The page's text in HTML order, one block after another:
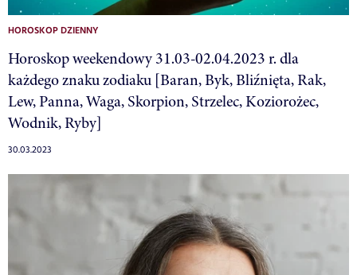
HOROSKOP DZIENNY
Horoskop weekendowy 31.03-02.04.2023 r. dla
każdego znaku zodiaku [Baran, Byk, Bliźnięta, Rak,
Lew, Panna, Waga, Skorpion, Strzelec, Koziorożec,
Wodnik, Ryby]
30.03.2023